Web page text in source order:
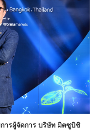
ารผู้จัดการ บริษัท มิตซูบิชิ